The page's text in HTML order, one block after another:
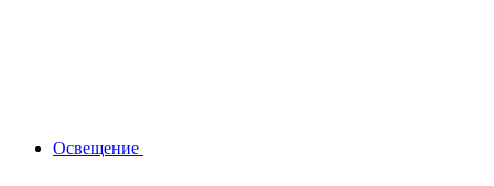
Освещение